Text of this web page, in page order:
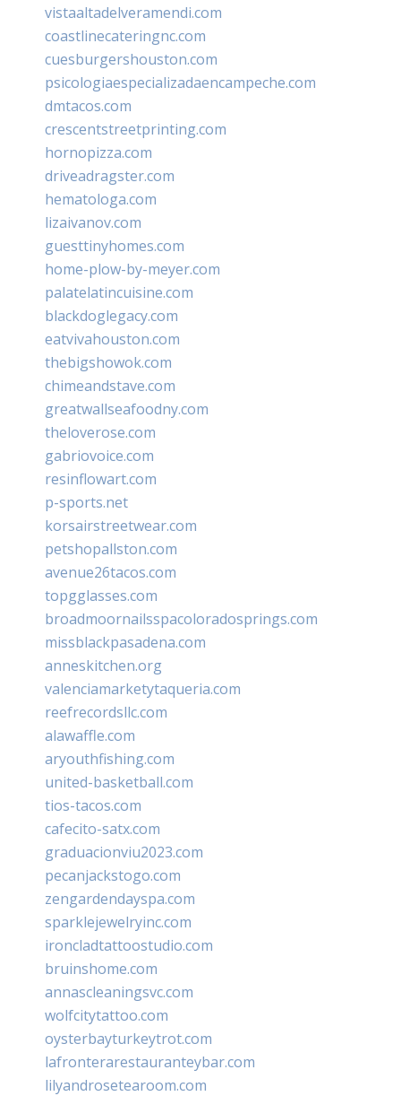
vistaaltadelveramendi.com
coastlinecateringnc.com
cuesburgershouston.com
psicologiaespecializadaencampeche.com
dmtacos.com
crescentstreetprinting.com
hornopizza.com
driveadragster.com
hematologa.com
lizaivanov.com
guesttinyhomes.com
home-plow-by-meyer.com
palatelatincuisine.com
blackdoglegacy.com
eatvivahouston.com
thebigshowok.com
chimeandstave.com
greatwallseafoodny.com
theloverose.com
gabriovoice.com
resinflowart.com
p-sports.net
korsairstreetwear.com
petshopallston.com
avenue26tacos.com
topgglasses.com
broadmoornailsspacoloradosprings.com
missblackpasadena.com
anneskitchen.org
valenciamarketytaqueria.com
reefrecordsllc.com
alawaffle.com
aryouthfishing.com
united-basketball.com
tios-tacos.com
cafecito-satx.com
graduacionviu2023.com
pecanjackstogo.com
zengardendayspa.com
sparklejewelryinc.com
ironcladtattoostudio.com
bruinshome.com
annascleaningsvc.com
wolfcitytattoo.com
oysterbayturkeytrot.com
lafronterarestauranteybar.com
lilyandrosetearoom.com